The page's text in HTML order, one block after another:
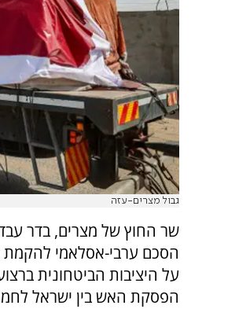
גבול מצרים-עזה
שר החוץ של מצרים, בדר
הסכם ערבי-אסלאמי להקמת
על היציבות הביטחונית
הפסקת האש בין ישראל